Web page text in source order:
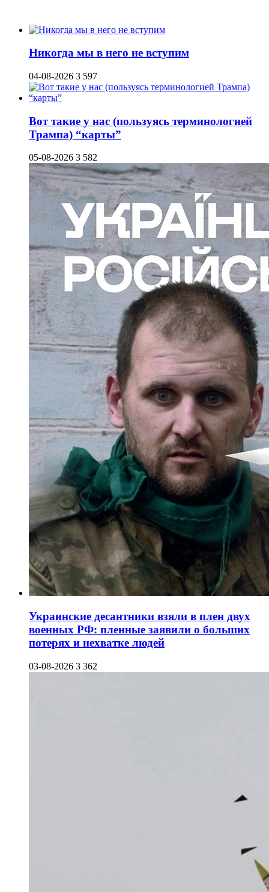
Никогда мы в него не вступим
04-08-2026 3 597
Вот такие у нас (пользуясь терминологией
Трампа) “карты”
05-08-2026 3 582
Украинские десантники взяли в плен двух
военных РФ: пленные заявили о больших
потерях и нехватке людей
03-08-2026 3 362